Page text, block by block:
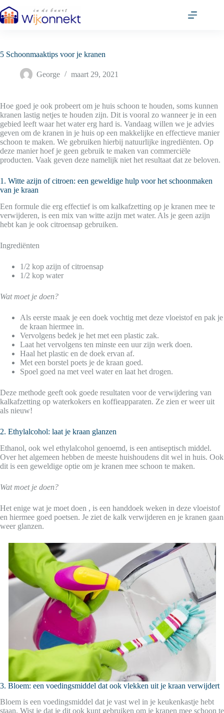
naar
de
5 Schoonmaaktips voor je kranen
George maart 29, 2021
Hoe goed je ook probeert om je huis schoon te houden, soms kunnen
kranen lastig netjes te houden zijn. Dit is vooral zo wanneer je in een
gebied leeft waar het water erg hard is. Vandaag willen we je advies
geven om de kranen in je huis op een makkelijke en effectieve manier
schoon te maken. We gebruiken hierbij natuurlijke ingrediënten. Op
deze manier hoef je geen gebruik te maken van commerciële
producten. Vaak geven deze namelijk niet het resultaat dat ze beloven.
1. Witte azijn of citroen: een geweldige hulp voor het schoonmaken
van je kraan
Een formule die erg effectief is om kalkafzetting op je kranen mee te
verwijderen, is een mix van witte azijn met water. Als je geen azijn
hebt kan je ook citroensap gebruiken.
Ingrediënten
1/2 kop azijn of citroensap
1/2 kop water
Wat moet je doen?
Als eerste maak je een doek vochtig met deze vloeistof en pak je
de kraan hiermee in.
Vervolgens bedek je het met een plastic zak.
Laat het vervolgens ten minste een uur zijn werk doen.
Haal het plastic en de doek ervan af.
Met een borstel poets je de kraan goed.
Spoel goed na met veel water en laat het drogen.
Deze methode geeft ook goede resultaten voor de verwijdering van
kalkafzetting op waterkokers en koffieapparaten. Ze zien er weer uit
als nieuw!
2. Ethylalcohol: laat je kraan glanzen
Ethanol, ook wel ethylalcohol genoemd, is een antiseptisch middel.
Over het algemeen hebben de meeste huishoudens dit wel in huis. Ook
dit is een geweldige optie om je kranen mee schoon te maken.
Wat moet je doen?
Het enige wat je moet doen , is een handdoek weken in deze vloeistof
en hiermee goed poetsen. Je ziet de kalk verwijderen en je kranen gaan
weer glanzen.
3. Bloem: een voedingsmiddel dat ook vlekken uit je kraan verwijdert
Bloem is een voedingsmiddel dat je vast wel in je keukenkastje hebt
staan. Wist je dat je dit ook kunt gebruiken om je kranen mee schoon te